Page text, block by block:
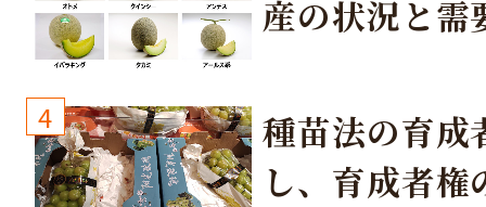
産の状況と需
4
種苗法の育成
し、育成者権